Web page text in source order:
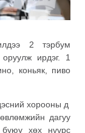
2 тэрбум
ирдэг. 1
коньяк, пиво
хорооны д
дагуу
буюу хөх нүүрс